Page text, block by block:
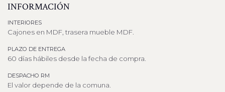
INFORMACIÓN
INTERIORES
Cajones en MDF, trasera mueble MDF.
PLAZO DE ENTREGA
60 días hábiles desde la fecha de compra.
DESPACHO RM
El valor depende de la comuna.